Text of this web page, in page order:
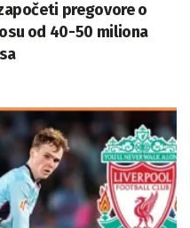
pregovore o
od 40-50 miliona